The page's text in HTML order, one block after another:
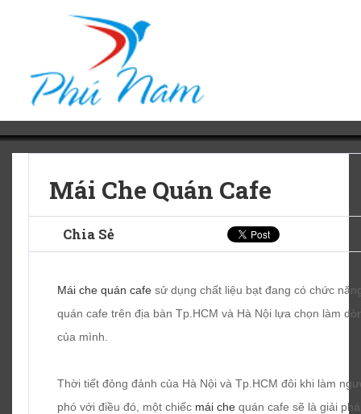
Mái Che Quán Cafe
Chia Sẻ
Mái che quán cafe sử dụng chất liệu bạt đang có chức
quán cafe trên địa bàn Tp.HCM và Hà Nội lựa chọn làm
của mình.
Thời tiết đỏng đảnh của Hà Nội và Tp.HCM đôi khi làm
phó với điều đó, một chiếc mái che quán cafe sẽ là giải